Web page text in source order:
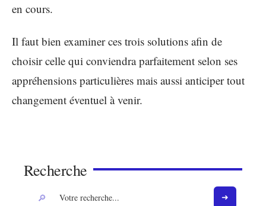
en cours.
Il faut bien examiner ces trois solutions afin de
choisir celle qui conviendra parfaitement selon ses
appréhensions particulières mais aussi anticiper tout
changement éventuel à venir.
Recherche